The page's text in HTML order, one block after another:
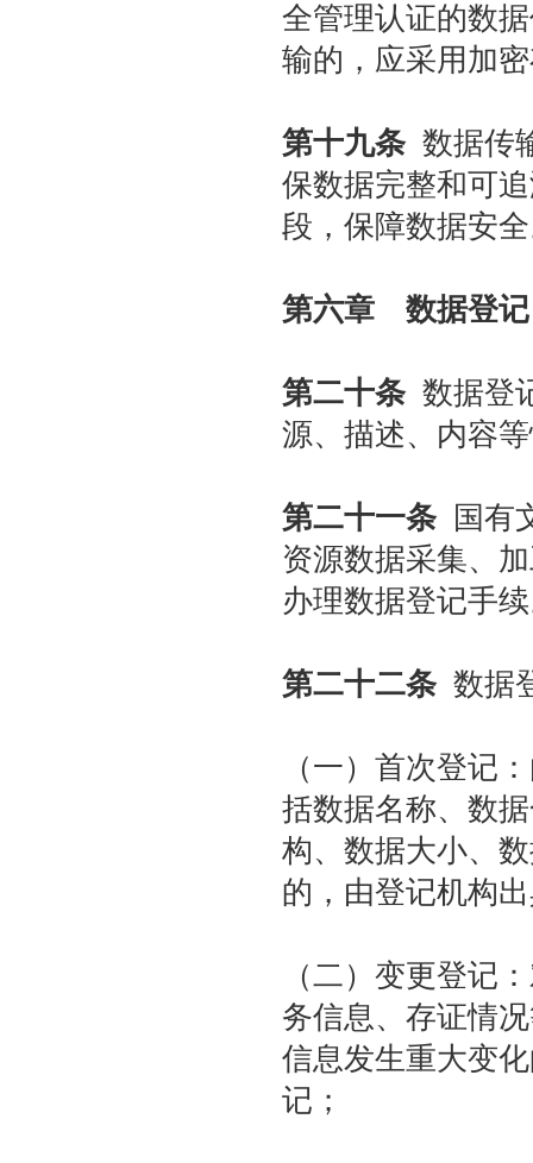
全管理认证的数
输的，应采用加
第十九条 数据传
保数据完整和可
段，保障数据安
第六章 数据登记
第二十条 数据登
源、描述、内容
第二十一条 国有
资源数据采集、
办理数据登记手
第二十二条 数据
（一）首次登记
括数据名称、数
构、数据大小、
的，由登记机构
（二）变更登记
务信息、存证情
信息发生重大变
记；